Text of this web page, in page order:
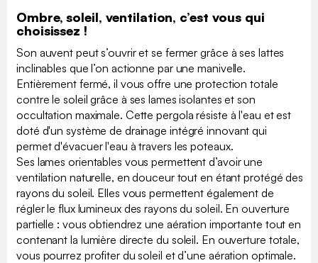
Ombre, soleil, ventilation, c’est vous qui
choisissez !
Son auvent peut s’ouvrir et se fermer grâce à ses lattes
inclinables que l’on actionne par une manivelle.
Entièrement fermé, il vous offre une protection totale
contre le soleil grâce à ses lames isolantes et son
occultation maximale. Cette pergola résiste à l'eau et est
doté d'un système de drainage intégré innovant qui
permet d'évacuer l'eau à travers les poteaux.
Ses lames orientables vous permettent d’avoir une
ventilation naturelle, en douceur tout en étant protégé des
rayons du soleil. Elles vous permettent également de
régler le flux lumineux des rayons du soleil. En ouverture
partielle : vous obtiendrez une aération importante tout en
contenant la lumière directe du soleil. En ouverture totale,
vous pourrez profiter du soleil et d’une aération optimale.